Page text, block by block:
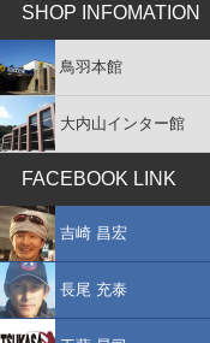
SHOP INFOMATION
鳥羽本館
大内山インター館
FACEBOOK LINK
吉崎 昌宏
長尾 充泰